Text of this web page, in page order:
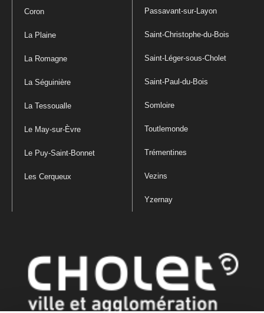
Coron
La Plaine
La Romagne
La Séguinière
La Tessoualle
Le May-sur-Èvre
Le Puy-Saint-Bonnet
Les Cerqueux
Passavant-sur-Layon
Saint-Christophe-du-Bois
Saint-Léger-sous-Cholet
Saint-Paul-du-Bois
Somloire
Toutlemonde
Trémentines
Vezins
Yzernay